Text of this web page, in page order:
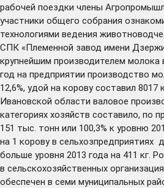
рабочей поездки члены
участники общего собрания
технологиями ведения
СПК «Племенной завод имени
крупнейшим производителем молока
год на предприятии производство
12,6%, удой на корову составил 8017
Ивановской области валовое
категориях хозяйств составило, по
151 тыс. тонн или 100,3% к уровню
на 1 корову в сельхозпредприятиях
больше уровня 2013 года на 411 кг.
в сельскохозяйственных
обеспечен в семи муниципальных